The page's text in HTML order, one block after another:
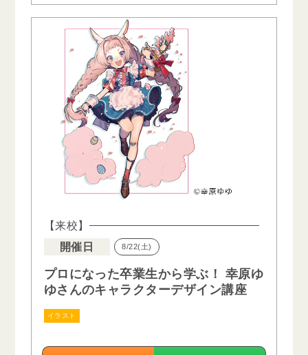
【来校】
開催日
8/22(土)
プロになった卒業生から学ぶ！ 幸原ゆ
ゆさんのキャラクターデザイン講座
イラスト